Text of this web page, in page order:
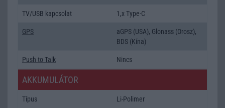
TV/USB kapcsolat 1,x Type-C
GPS
aGPS (USA), Glonass (Orosz),
BDS (Kína)
Push to Talk Nincs
AKKUMULÁTOR
Típus Li-Polimer